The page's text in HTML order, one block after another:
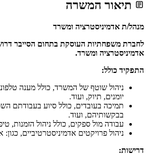
תיאור המשרה
מנהל/ת אדמיניסטרציה ומשרד
לחברת משפחתיות העוסקת בתחום הסייבר
אדמיניסטרציה ומשרד.
התפקיד כולל:
ניהול שוטף של המשרד, כולל מענה
יומנים, תיוק, ועוד.
תמיכה בעובדים, כולל סיוע בעבודתם
בבקשותיהם, ועוד.
עבודה מול ספקים, כולל ניהול הזמנות,
ניהול פרויקטים אדמיניסטרטיביים, כגון:
דרישות: